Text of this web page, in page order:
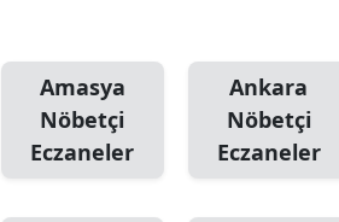
Amasya
Nöbetçi
Eczaneler
Ankara
Nöbetçi
Eczaneler